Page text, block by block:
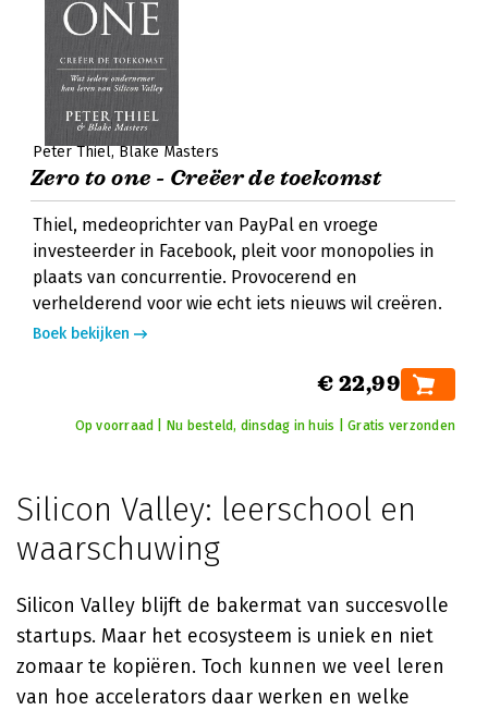
Peter Thiel Blake Masters
Zero to one - Creëer de toekomst
Thiel, medeoprichter van PayPal en vroege
investeerder in Facebook, pleit voor monopolies in
plaats van concurrentie. Provocerend en
verhelderend voor wie echt iets nieuws wil creëren.
Boek bekijken
€ 22,99
Op voorraad | Nu besteld, dinsdag in huis | Gratis verzonden
Silicon Valley: leerschool en
waarschuwing
Silicon Valley blijft de bakermat van succesvolle
startups. Maar het ecosysteem is uniek en niet
zomaar te kopiëren. Toch kunnen we veel leren
van hoe accelerators daar werken en welke